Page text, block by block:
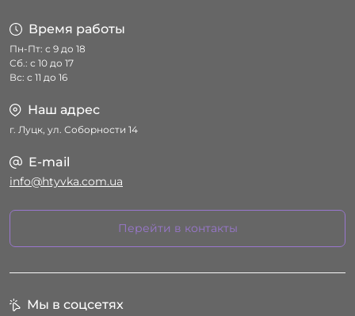
Время работы
Пн-Пт: с 9 до 18
Сб.: с 10 до 17
Вс: с 11 до 16
Наш адрес
г. Луцк, ул. Соборности 14
E-mail
info@htyvka.com.ua
Перейти в контакты
Мы в соцсетях